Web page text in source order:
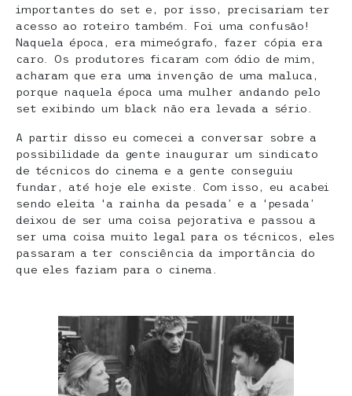
importantes do set e, por isso, precisariam ter
acesso ao roteiro também. Foi uma confusão!
Naquela época, era mimeógrafo, fazer cópia era
caro. Os produtores ficaram com ódio de mim,
acharam que era uma invenção de uma maluca,
porque naquela época uma mulher andando pelo
set exibindo um black não era levada a sério.
A partir disso eu comecei a conversar sobre a
possibilidade da gente inaugurar um sindicato
de técnicos do cinema e a gente conseguiu
fundar, até hoje ele existe. Com isso, eu acabei
sendo eleita ‘a rainha da pesada’ e a ‘pesada’
deixou de ser uma coisa pejorativa e passou a
ser uma coisa muito legal para os técnicos, eles
passaram a ter consciência da importância do
que eles faziam para o cinema.